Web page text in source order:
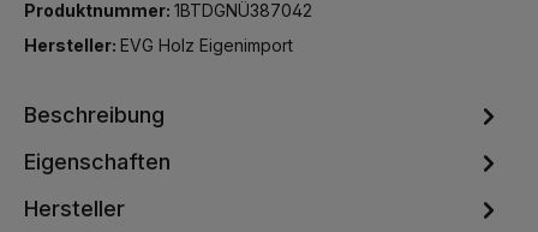
Produktnummer: 1BTDGNÜ387042
Hersteller: EVG Holz Eigenimport
Beschreibung
Eigenschaften
Hersteller